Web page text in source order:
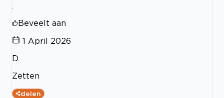
.
Beveelt aan
1 April 2026
D.
Zetten
delen